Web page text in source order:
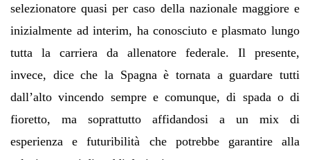
selezionatore quasi per caso della nazionale maggiore e
inizialmente ad interim, ha conosciuto e plasmato lungo
tutta la carriera da allenatore federale. Il presente,
invece, dice che la Spagna è tornata a guardare tutti
dall’alto vincendo sempre e comunque, di spada o di
fioretto, ma soprattutto affidandosi a un mix di
esperienza e futuribilità che potrebbe garantire alla